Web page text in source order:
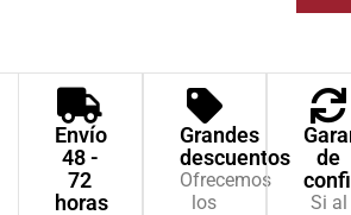
Envío
48 -
72
horas
Grandes
descuentos
Ofrecemos
los
de
Si al